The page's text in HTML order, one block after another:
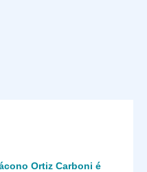
Ortiz Carboni é